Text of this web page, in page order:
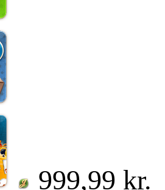
999,99 kr.